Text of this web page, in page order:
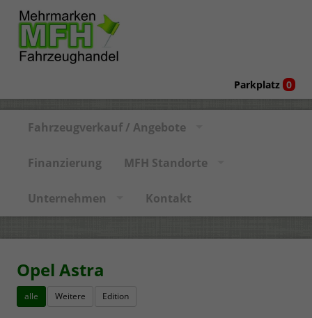
Parkplatz 0
Fahrzeugverkauf / Angebote
Finanzierung MFH Standorte
Unternehmen Kontakt
Opel Astra
alle Weitere Edition